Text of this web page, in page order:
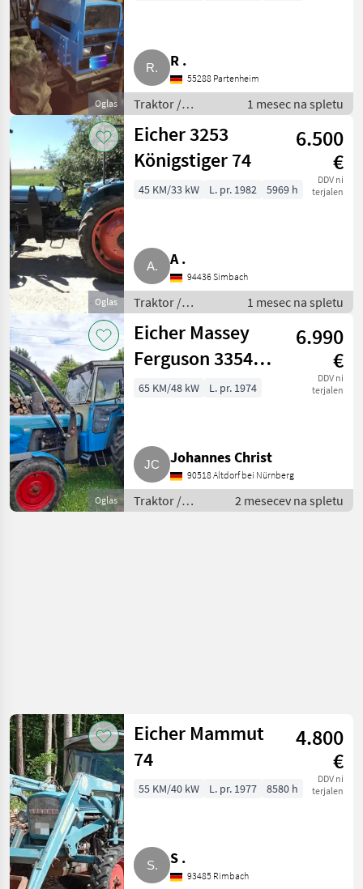
Oglas
R .
55288 Partenheim
Traktor /
Standardni
traktor
1 mesec na spletu
Oglas
Eicher 3253
Königstiger 74
6.500
€
DDV ni
terjalen
45 KM/33 kW L. pr. 1982 5969 h
A .
94436 Simbach
Traktor /
Standardni
traktor
1 mesec na spletu
Oglas
Eicher Massey
Ferguson 3354,
Bj. 1974, 65 PS
6.990
€
DDV ni
terjalen
65 KM/48 kW L. pr. 1974
Johannes Christ
90518 Altdorf bei Nürnberg
Traktor /
Standardni
2 mesecev na spletu
Eicher Mammut
74
4.800
€
DDV ni
terjalen
55 KM/40 kW L. pr. 1977 8580 h
S .
93485 Rimbach